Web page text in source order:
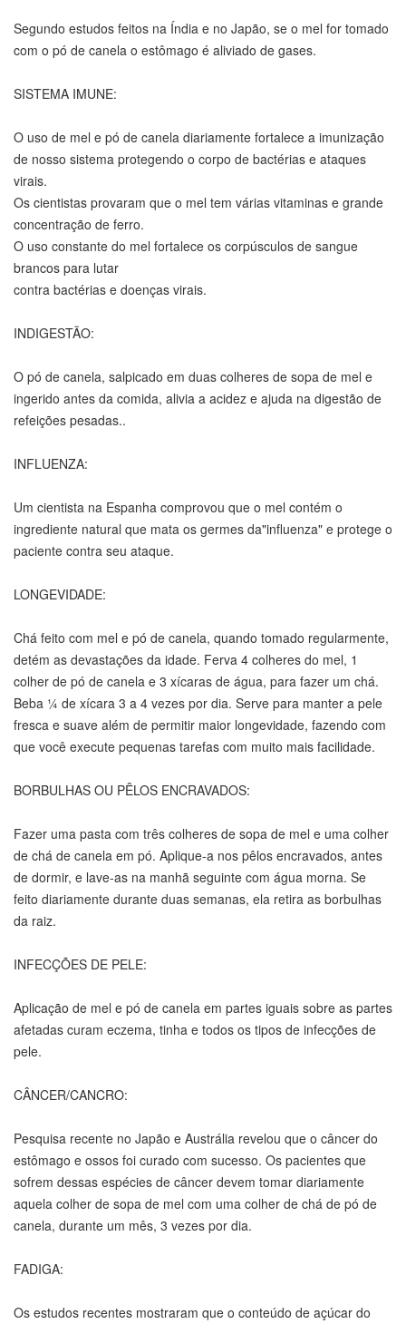
Segundo estudos feitos na Índia e no Japão, se o mel for tomado
com o pó de canela o estômago é aliviado de gases.
SISTEMA IMUNE:
O uso de mel e pó de canela diariamente fortalece a imunização
de nosso sistema protegendo o corpo de bactérias e ataques
virais.
Os cientistas provaram que o mel tem várias vitaminas e grande
concentração de ferro.
O uso constante do mel fortalece os corpúsculos de sangue
brancos para lutar
contra bactérias e doenças virais.
INDIGESTÃO:
O pó de canela, salpicado em duas colheres de sopa de mel e
ingerido antes da comida, alivia a acidez e ajuda na digestão de
refeições pesadas..
INFLUENZA:
Um cientista na Espanha comprovou que o mel contém o
ingrediente natural que mata os germes da"influenza" e protege o
paciente contra seu ataque.
LONGEVIDADE:
Chá feito com mel e pó de canela, quando tomado regularmente,
detém as devastações da idade. Ferva 4 colheres do mel, 1
colher de pó de canela e 3 xícaras de água, para fazer um chá.
Beba ¼ de xícara 3 a 4 vezes por dia. Serve para manter a pele
fresca e suave além de permitir maior longevidade, fazendo com
que você execute pequenas tarefas com muito mais facilidade.
BORBULHAS OU PÊLOS ENCRAVADOS:
Fazer uma pasta com três colheres de sopa de mel e uma colher
de chá de canela em pó. Aplique-a nos pêlos encravados, antes
de dormir, e lave-as na manhã seguinte com água morna. Se
feito diariamente durante duas semanas, ela retira as borbulhas
da raiz.
INFECÇÕES DE PELE:
Aplicação de mel e pó de canela em partes iguais sobre as partes
afetadas curam eczema, tinha e todos os tipos de infecções de
pele.
CÂNCER/CANCRO:
Pesquisa recente no Japão e Austrália revelou que o câncer do
estômago e ossos foi curado com sucesso. Os pacientes que
sofrem dessas espécies de câncer devem tomar diariamente
aquela colher de sopa de mel com uma colher de chá de pó de
canela, durante um mês, 3 vezes por dia.
FADIGA:
Os estudos recentes mostraram que o conteúdo de açúcar do